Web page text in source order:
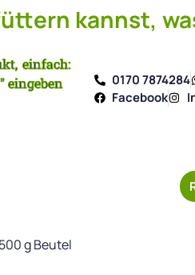
kannst,
einfach:
eingeben
0170 7874284
Facebook
g Beutel